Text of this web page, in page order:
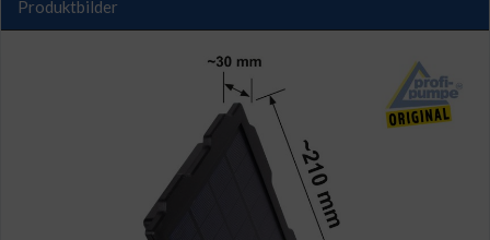
Produktbilder